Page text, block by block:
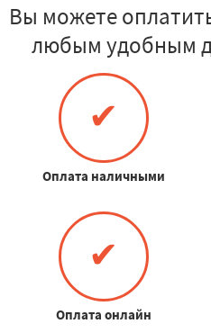
Вы можете
любым удобным
✔
Оплата наличными
✔
Оплата онлайн